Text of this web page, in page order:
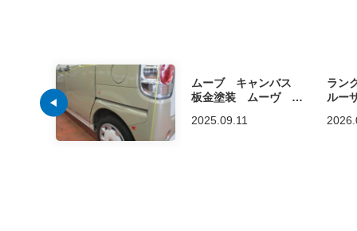
ムーブ キャンバス
板金塗装 ムーヴ キ
パー交換 左後ろドア
2025.09.11
ラン
ルー